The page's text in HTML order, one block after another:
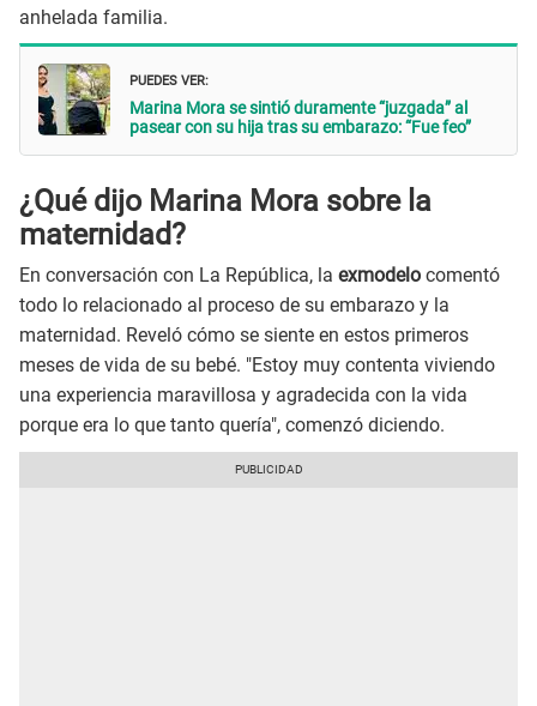
anhelada familia.
PUEDES VER:
Marina Mora se sintió duramente “juzgada” al
pasear con su hija tras su embarazo: “Fue feo”
¿Qué dijo Marina Mora sobre la
maternidad?
En conversación con La República, la exmodelo comentó
todo lo relacionado al proceso de su embarazo y la
maternidad. Reveló cómo se siente en estos primeros
meses de vida de su bebé. "Estoy muy contenta viviendo
una experiencia maravillosa y agradecida con la vida
porque era lo que tanto quería", comenzó diciendo.